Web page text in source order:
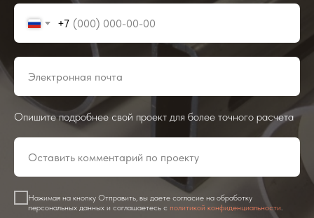
+7
Опишите подробнее свой проект для более точного расчета
Нажимая на кнопку Отправить, вы даете согласие на обработку
персональных данных и соглашаетесь c политикой конфиденциальности.